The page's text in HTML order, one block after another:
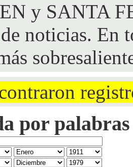
y SANTA
noticias. En
por